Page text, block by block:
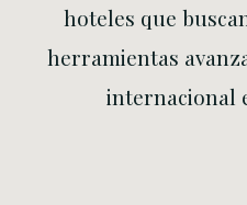
hoteles que
herramientas
internacional